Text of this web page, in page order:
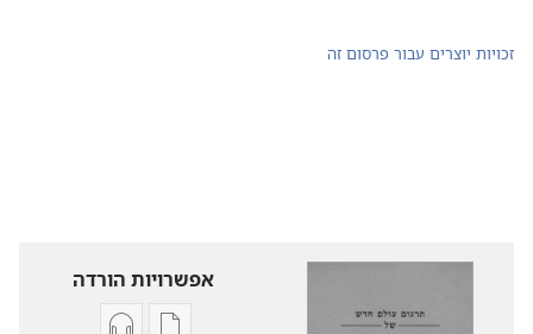
זכויות יוצרים עבור פרסום זה
אפשרויות הורדה